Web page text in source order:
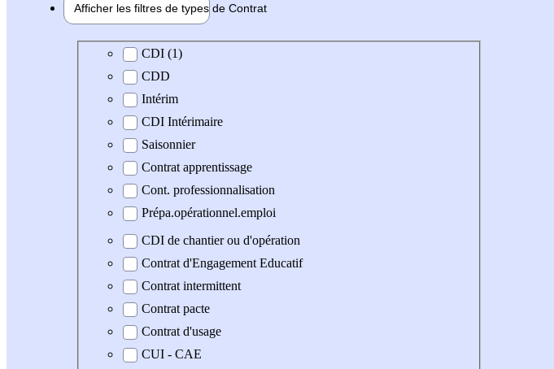
Afficher les filtres de types de Contrat
Type de contrat
CDI (1)
CDD
Intérim
CDI Intérimaire
Saisonnier
Contrat apprentissage
Cont. professionnalisation
Prépa.opérationnel.emploi
CDI de chantier ou d'opération
Contrat d'Engagement Educatif
Contrat intermittent
Contrat pacte
Contrat d'usage
CUI - CAE